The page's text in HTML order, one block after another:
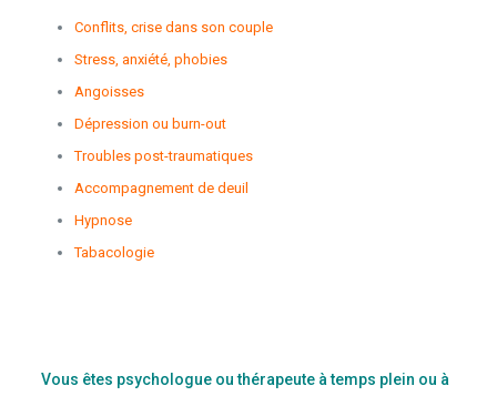
Conflits, crise dans son couple
Stress, anxiété, phobies
Angoisses
Dépression ou burn-out
Troubles post-traumatiques
Accompagnement de deuil
Hypnose
Tabacologie
Vous êtes psychologue ou thérapeute à temps plein ou à